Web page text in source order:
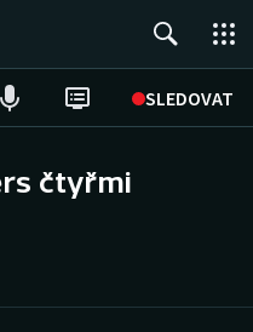
SLEDOVAT
čtyřmi